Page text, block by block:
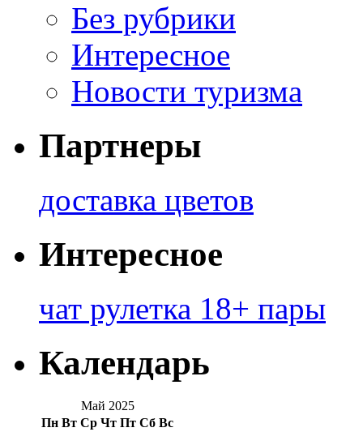
Без рубрики
Интересное
Новости туризма
Партнеры
доставка цветов
Интересное
чат рулетка 18+ пары
Календарь
Май 2025
Пн Вт Ср Чт Пт Сб Вс